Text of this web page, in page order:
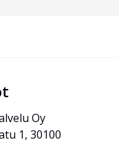
Oy
1, 30100